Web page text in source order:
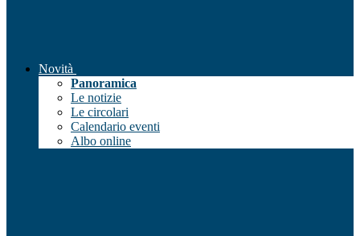
Novità
Panoramica
Le notizie
Le circolari
Calendario eventi
Albo online